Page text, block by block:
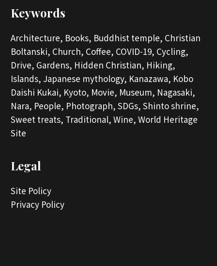
Keywords
Architecture, Books, Buddhist temple, Christian
Boltanski, Church, Coffee, COVID-19, Cycling,
Drive, Gardens, Hidden Christian, Hiking,
Islands, Japanese mythology, Kanazawa, Kobo
Daishi Kukai, Kyoto, Movie, Museum, Nagasaki,
Nara, People, Photograph, SDGs, Shinto shrine,
Sweet treats, Traditional, Wine, World Heritage
Site
Legal
Site Policy
Privacy Policy